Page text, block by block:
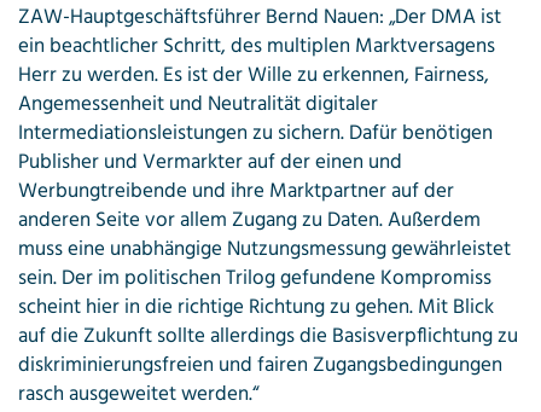
ZAW-Hauptgeschäftsführer Bernd Nauen: „Der DMA ist
ein beachtlicher Schritt, des multiplen Marktversagens
Herr zu werden. Es ist der Wille zu erkennen, Fairness,
Angemessenheit und Neutralität digitaler
Intermediationsleistungen zu sichern. Dafür benötigen
Publisher und Vermarkter auf der einen und
Werbungtreibende und ihre Marktpartner auf der
anderen Seite vor allem Zugang zu Daten. Außerdem
muss eine unabhängige Nutzungsmessung gewährleistet
sein. Der im politischen Trilog gefundene Kompromiss
scheint hier in die richtige Richtung zu gehen. Mit Blick
auf die Zukunft sollte allerdings die Basisverpflichtung zu
diskriminierungsfreien und fairen Zugangsbedingungen
rasch ausgeweitet werden.“